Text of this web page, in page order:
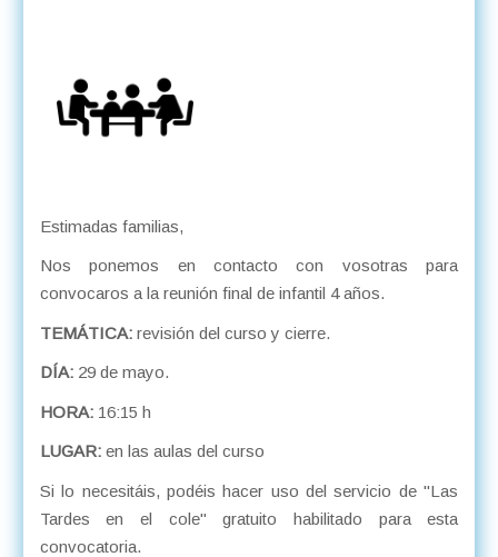
Estimadas familias,
Nos ponemos en contacto con vosotras para
convocaros a la reunión final de infantil 4 años.
TEMÁTICA: revisión del curso y cierre.
DÍA: 29 de mayo.
HORA: 16:15 h
LUGAR:en las aulas del curso
Si lo necesitáis, podéis hacer uso del servicio de "Las
Tardes en el cole" gratuito habilitado para esta
convocatoria.